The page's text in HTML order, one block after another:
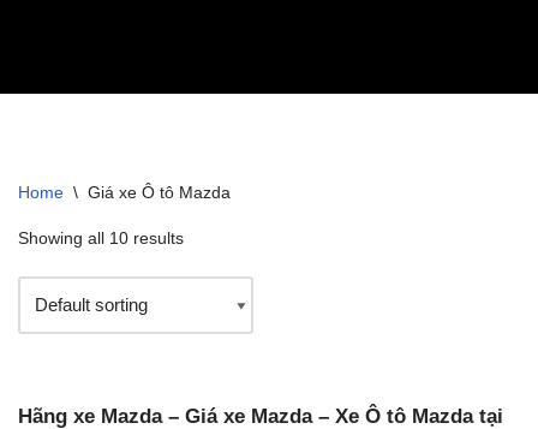
Home \ Giá xe Ô tô Mazda
Showing all 10 results
Hãng xe Mazda – Giá xe Mazda – Xe Ô tô Mazda tại